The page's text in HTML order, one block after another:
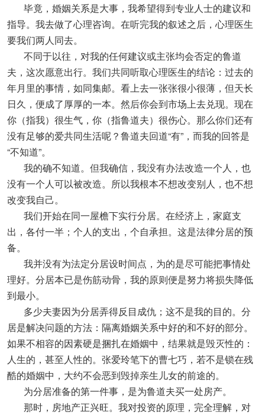
毕竟，婚姻关系是大事，我希望得到专业人士的建议和
指导。我去做了心理咨询。在听完我的叙述之后，心理医生
要我们两人同去。
不同于以往，对我的任何建议或主张均会否定的鲁道
夫，这次愿意出行。我们共同听取心理医生的结论：过去的
年月里的事情，如同集邮。看上去一张张很小很薄，但天长
日久，便成了厚厚的一本。然后你会到市场上去兑现。现在
你（指我）很生气，你（指鲁道夫）很伤心。那么你们还有
没有足够的爱共同生活呢？鲁道夫回道“有”，而我的回答是
“不知道”。
我的确不知道。但我确信，我没有办法改造一个人，也
没有一个人可以被改造。所以我根本不想改变别人，也不想
改变我自己。
我们开始在同一屋檐下实行分居。在经济上，家庭支
出，各付一半；个人的支出，个自承担。这是法律分居的预
备。
我并没有为法定分居设时间点，为的是尽可能把事情处
理好。分居本已是伤筋动骨，我的原则便是努力将损失降低
到最小。
多少夫妻因为分居弄得反目成仇；这不是我的目的。分
居是解决问题的方法：隔离婚姻关系中好的和不好的部分。
如果不相容的因素硬是捆扎在婚姻中，结果就是毁灭性的：
人生的，甚至人性的。张爱玲笔下的曹七巧，若不是锁在残
酷的婚姻中，大约不会恶到毁掉亲生儿女的前途的。
为分居准备的第一件事，是为鲁道夫买一处房产。
那时，房地产正兴旺。我对投资的原理，完全理解，对